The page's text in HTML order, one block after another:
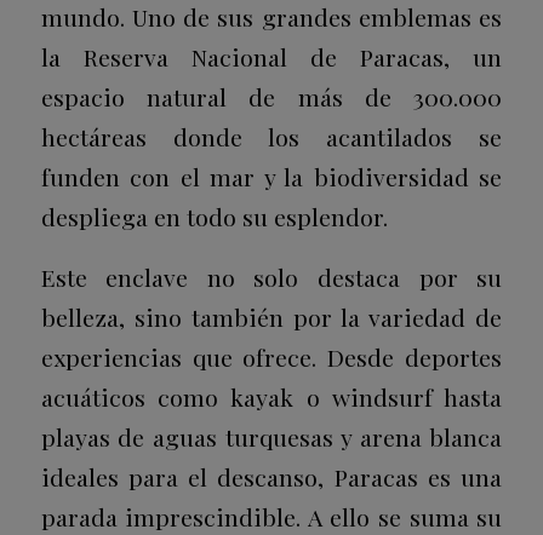
mundo. Uno de sus grandes emblemas es
la Reserva Nacional de Paracas, un
espacio natural de más de 300.000
hectáreas donde los acantilados se
funden con el mar y la biodiversidad se
despliega en todo su esplendor.
Este enclave no solo destaca por su
belleza, sino también por la variedad de
experiencias que ofrece. Desde deportes
acuáticos como kayak o windsurf hasta
playas de aguas turquesas y arena blanca
ideales para el descanso, Paracas es una
parada imprescindible. A ello se suma su